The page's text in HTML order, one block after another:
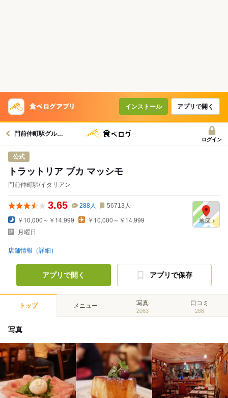
インストール アプリで開く
門前仲町駅グルメへ
ログイン
公式
トラットリア ブカ マッシモ
門前仲町駅/イタリアン
3.65 288人 56713 人
￥10,000～￥14,999
￥10,000～￥14,999
月曜日
店舗情報（詳細）
アプリで開く アプリで保存
トップ メニュー 写真
2063
口コミ
288
写真